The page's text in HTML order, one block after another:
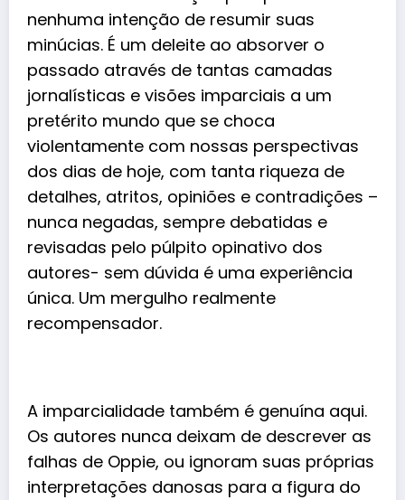
nenhuma intenção de resumir suas
minúcias. É um deleite ao absorver o
passado através de tantas camadas
jornalísticas e visões imparciais a um
pretérito mundo que se choca
violentamente com nossas perspectivas
dos dias de hoje, com tanta riqueza de
detalhes, atritos, opiniões e contradições –
nunca negadas, sempre debatidas e
revisadas pelo púlpito opinativo dos
autores- sem dúvida é uma experiência
única. Um mergulho realmente
recompensador.
A imparcialidade também é genuína aqui.
Os autores nunca deixam de descrever as
falhas de Oppie, ou ignoram suas próprias
interpretações danosas para a figura do